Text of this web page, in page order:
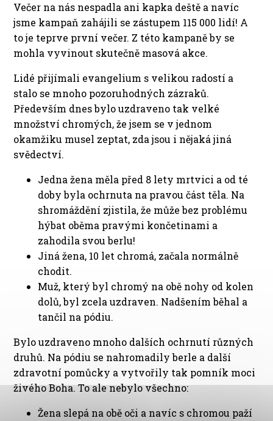
Večer na nás nespadla ani kapka deště a navíc
jsme kampaň zahájili se zástupem 115 000 lidí! A
to je teprve první večer. Z této kampaně by se
mohla vyvinout skutečně masová akce.
Lidé přijímali evangelium s velikou radostí a
stalo se mnoho pozoruhodných zázraků.
Především dnes bylo uzdraveno tak velké
množství chromých, že jsem se v jednom
okamžiku musel zeptat, zda jsou i nějaká jiná
svědectví.
Jedna žena měla před 8 lety mrtvici a od té
doby byla ochrnuta na pravou část těla. Na
shromáždění zjistila, že může bez problému
hýbat oběma pravými končetinami a
zahodila svou berlu!
Jiná žena, 10 let chromá, začala normálně
chodit.
Muž, který byl chromý na obě nohy od kolen
dolů, byl zcela uzdraven. Nadšením běhal a
tančil na pódiu.
Bylo uzdraveno mnoho dalších ochrnutí různých
druhů. Na pódiu se nahromadily berle a další
zdravotní pomůcky a vytvořily tak pomník moci
živého Boha. To ale nebylo všechno:
Žena slepá na obě oči a navíc s chromou paží